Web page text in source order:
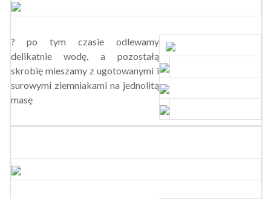
? po tym czasie odlewamy
delikatnie wodę, a pozostałą
skrobię mieszamy z ugotowanymi i
surowymi ziemniakami na jednolitą
masę